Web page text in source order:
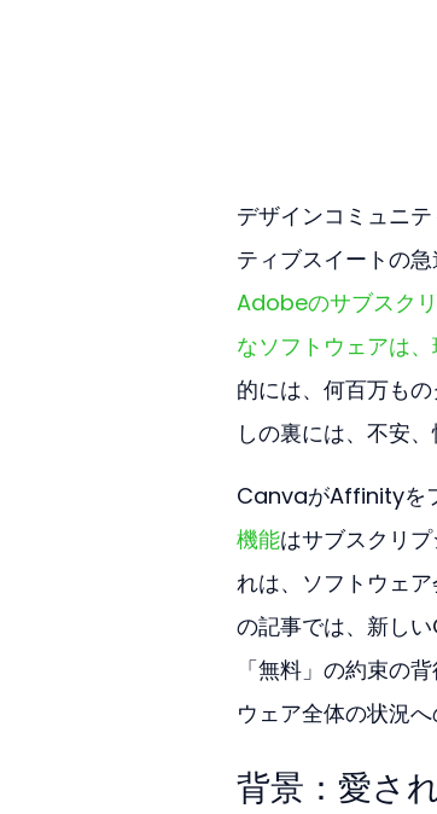
デザインコミュニ
ティブスイートの急
Adobeのサブスク
なソフトウェアは
的には、何百万も
しの裏には、不安
CanvaがAffinityを
機能はサブスクリ
れは、ソフトウェ
の記事では、新し
「無料」の約束の
ウェア全体の状況
背景：愛さ